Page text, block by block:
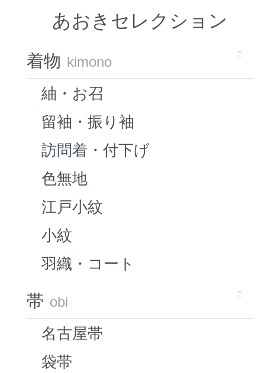
あおきセレクション
着物 kimono
紬・お召
留袖・振り袖
訪問着・付下げ
色無地
江戸小紋
小紋
羽織・コート
帯 obi
名古屋帯
袋帯